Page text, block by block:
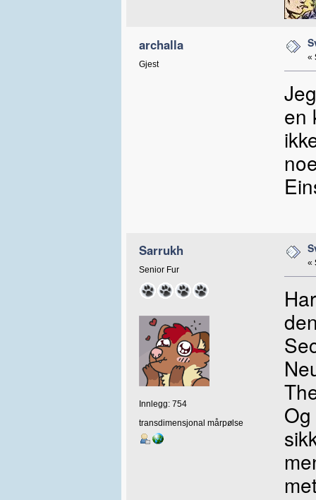
archalla
Gjest
«
en
Sarrukh
Senior Fur
Innlegg: 754
transdimensjonal mårpølse
«